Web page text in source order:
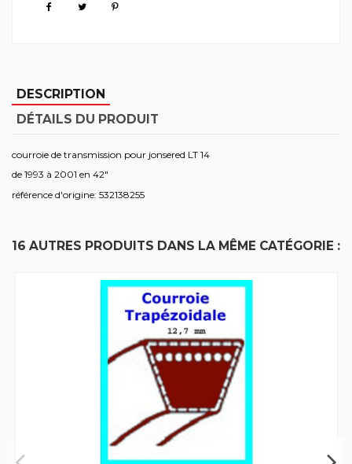
DESCRIPTION
DÉTAILS DU PRODUIT
courroie de transmission pour jonsered LT 14
de 1993 à 2001 en 42"
référence d'origine: 532138255
16 AUTRES PRODUITS DANS LA MÊME CATÉGORIE :